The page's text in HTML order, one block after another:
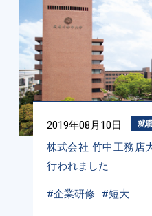
2019年08月10日 就
株式会社 竹中工務店
行われました
#企業研修 #短大